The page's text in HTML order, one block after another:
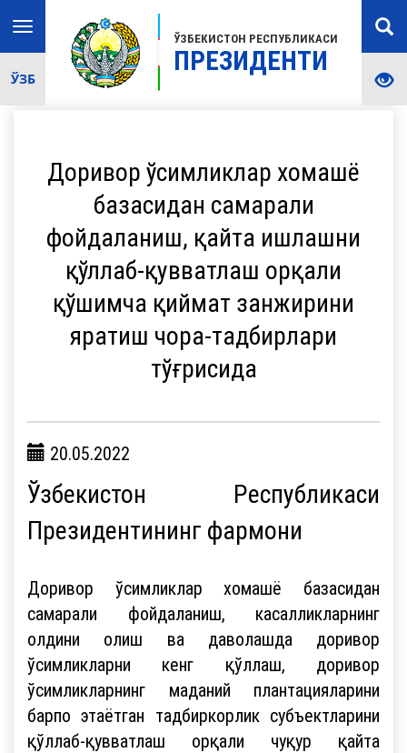
ЎЗБЕКИСТОН РЕСПУБЛИКАСИ
ПРЕЗИДЕНТИ
Toggle
navigation
ЎЗБ
Доривор ўсимликлар хомашё
базасидан самарали
фойдаланиш, қайта ишлашни
қўллаб-қувватлаш орқали
қўшимча қиймат занжирини
яратиш чора-тадбирлари
тўғрисида
20.05.2022
Ўзбекистон Республикаси
Президентининг фармони
Доривор ўсимликлар хомашё базасидан
самарали фойдаланиш, касалликларнинг
олдини олиш ва даволашда доривор
ўсимликларни кенг қўллаш, доривор
ўсимликларнинг маданий плантацияларини
барпо этаётган тадбиркорлик субъектларини
қўллаб-қувватлаш орқали чуқур қайта